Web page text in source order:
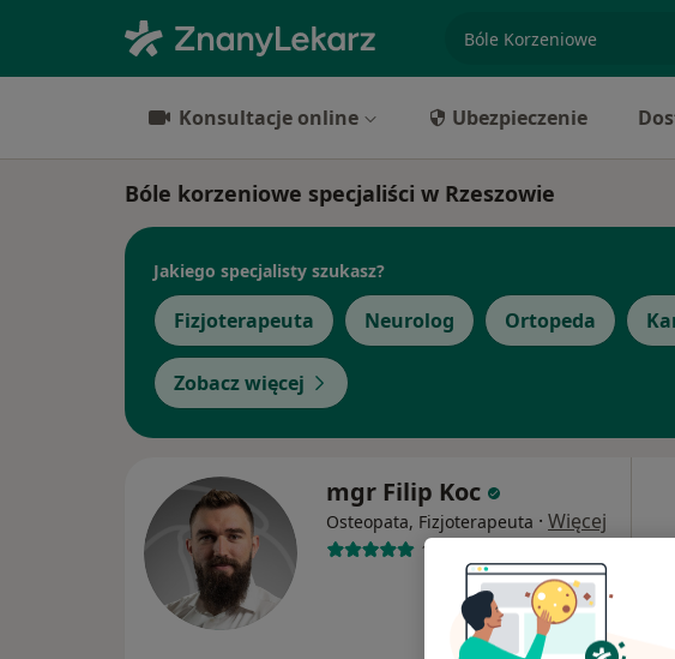
specjalizacja, badanie
Konsultacje online Ubezpieczenie
Bóle korzeniowe specjaliści w Rzeszowie
Jakiego specjalisty szukasz?
Fizjoterapeuta Neurolog Ortopeda
Zobacz więcej
mgr Filip Koc
Osteopata, Fizjoterapeuta · Więcej
156 opinii